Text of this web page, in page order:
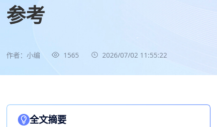
参考
作者：小编 1565 2026/07/02 11:55:22
全文摘要